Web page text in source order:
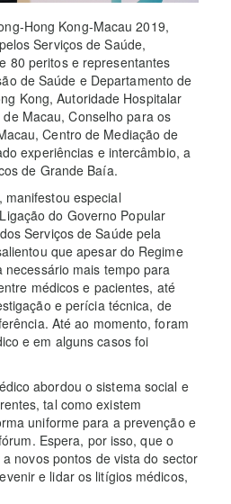
Hong Kong-Macau 2019,
Serviços de Saúde,
80 peritos e representantes
de Saúde e Departamento de
Kong, Autoridade Hospitalar
Macau, Conselho para os
Centro de Mediação de
experiências e intercâmbio, a
de Grande Baía.
manifestou especial
do Governo Popular
Serviços de Saúde pela
que apesar do Regime
mais tempo para
médicos e pacientes, até
e perícia técnica, de
Até ao momento, foram
e em alguns casos foi
abordou o sistema social e
tal como existem
uniforme para a prevenção e
Espera, por isso, que o
novos pontos de vista do sector
e lidar os litígios médicos,